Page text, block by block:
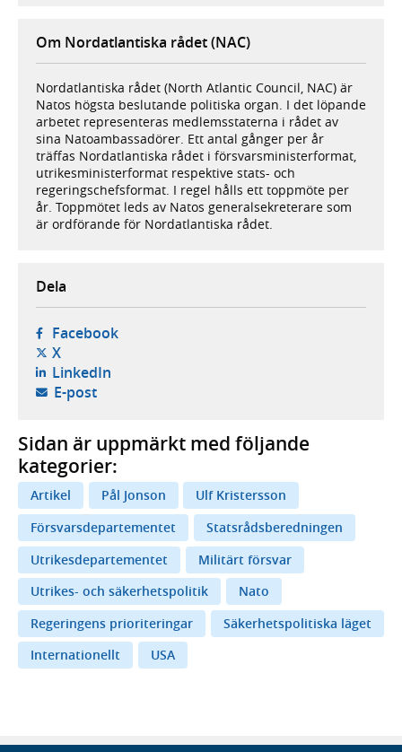
Om Nordatlantiska rådet (NAC)
Nordatlantiska rådet (North Atlantic Council, NAC) är
Natos högsta beslutande politiska organ. I det löpande
arbetet representeras medlemsstaterna i rådet av
sina Natoambassadörer. Ett antal gånger per år
träffas Nordatlantiska rådet i försvarsministerformat,
utrikesministerformat respektive stats- och
regeringschefsformat. I regel hålls ett toppmöte per
år. Toppmötet leds av Natos generalsekreterare som
är ordförande för Nordatlantiska rådet.
Dela
Facebook- öppnas i ny flik, extern webbplats,
X- öppnas i ny flik, extern webbplats,
LinkedIn- öppnas i ny flik, extern webbplats,
E-post- öppnar din e-postklient,
Sidan är uppmärkt med följande
kategorier:
Artikel Pål Jonson
Ulf Kristersson
Försvarsdepartementet
Statsrådsberedningen
Utrikesdepartementet
Militärt försvar
Utrikes- och säkerhetspolitik
Nato
Regeringens prioriteringar
Säkerhetspolitiska läget
Internationellt
USA